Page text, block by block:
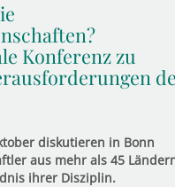
Konferenz zu
diskutieren in Bonn
aus mehr als 45
ihrer Disziplin.